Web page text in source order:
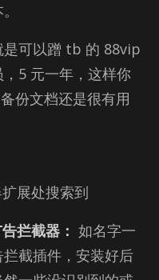
是可以蹭 tb 的 88vip
5 元一年，这样你
份文档还是很有用
展处搜索到
拦截器： 如名字一
截插件，安装好后